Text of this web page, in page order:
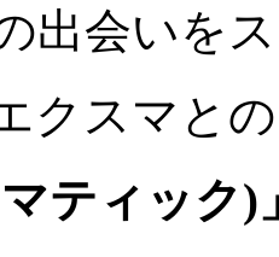
出会いを
クスマと
マティック